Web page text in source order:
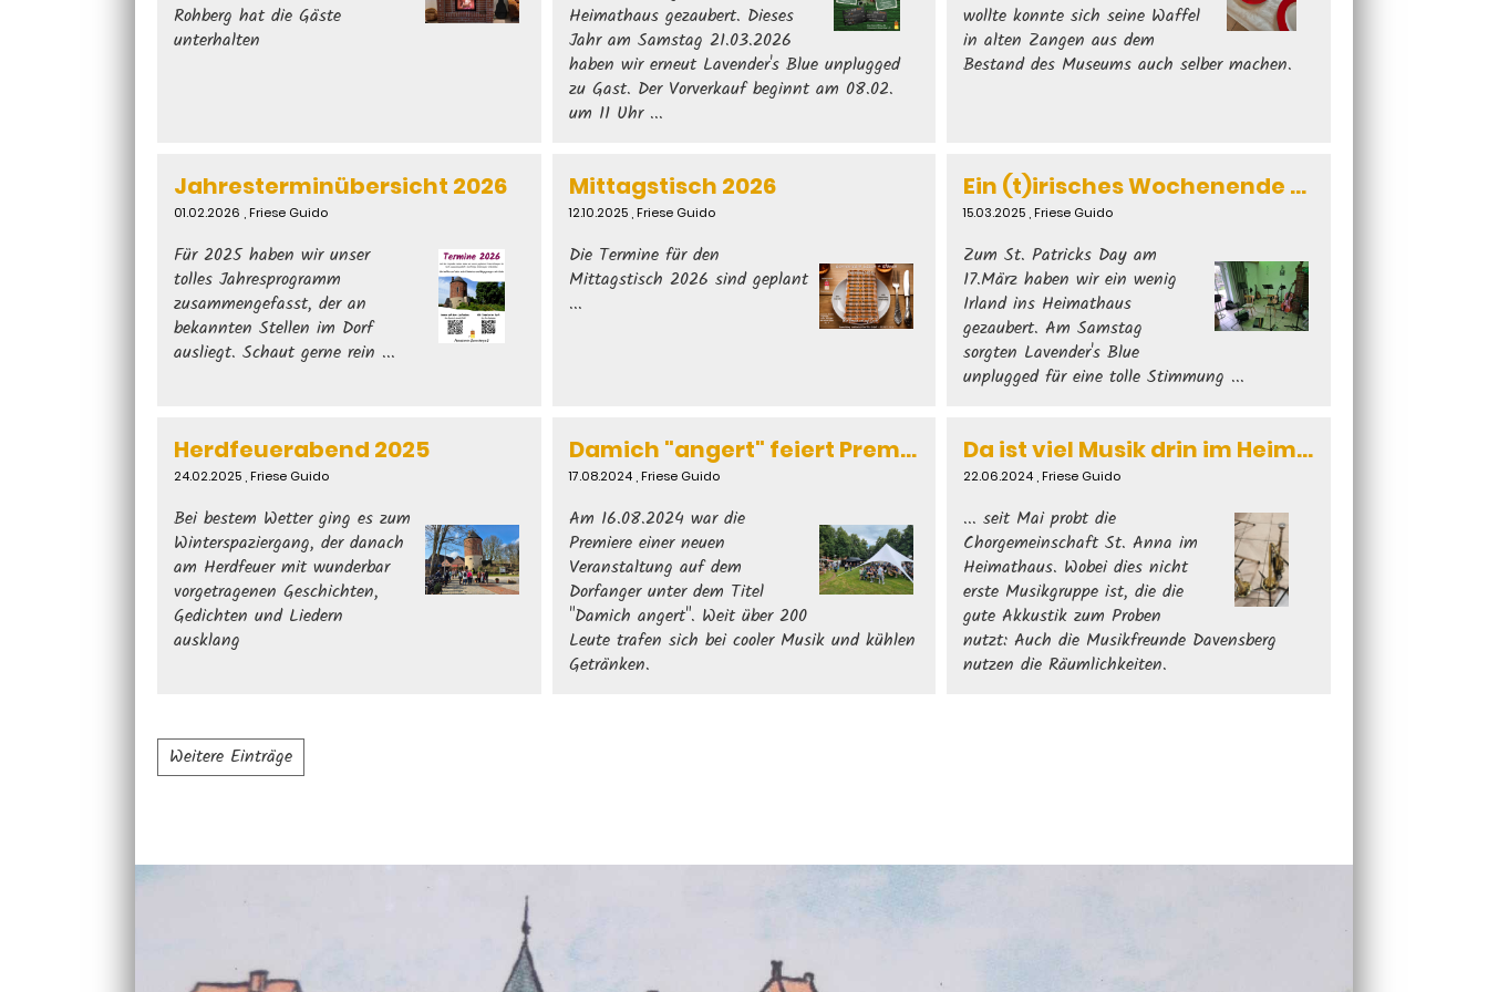
Rohberg hat die Gäste
unterhalten
Heimathaus gezaubert. Dieses
Jahr am Samstag 21.03.2026
haben wir erneut Lavender's Blue unplugged
zu Gast. Der Vorverkauf beginnt am 08.02.
um 11 Uhr ...
wollte konnte sich seine Waffel
in alten Zangen aus dem
Bestand des Museums auch selber machen.
Jahresterminübersicht 2026
01.02.2026 , Friese Guido
Für 2025 haben wir unser
tolles Jahresprogramm
zusammengefasst, der an
bekannten Stellen im Dorf
ausliegt. Schaut gerne rein ...
Mittagstisch 2026
12.10.2025, Friese Guido
Die Termine für den
Mittagstisch 2026 sind geplant
...
Ein (t)irisches Wochenende - Teil 1: Konzert Lavender's Blue
15.03.2025 , Friese Guido
Zum St. Patricks Day am
17.März haben wir ein wenig
Irland ins Heimathaus
gezaubert. Am Samstag
sorgten Lavender's Blue
unplugged für eine tolle Stimmung ...
Herdfeuerabend 2025
24.02.2025 , Friese Guido
Bei bestem Wetter ging es zum
Winterspaziergang, der danach
am Herdfeuer mit wunderbar
vorgetragenen Geschichten,
Gedichten und Liedern
ausklang
Damich "angert" feiert Premiere
17.08.2024, Friese Guido
Am 16.08.2024 war die
Premiere einer neuen
Veranstaltung auf dem
Dorfanger unter dem Titel
"Damich angert". Weit über 200
Leute trafen sich bei cooler Musik und kühlen
Getränken.
Da ist viel Musik drin im Heimathaus ...
22.06.2024 , Friese Guido
... seit Mai probt die
Chorgemeinschaft St. Anna im
Heimathaus. Wobei dies nicht
erste Musikgruppe ist, die die
gute Akkustik zum Proben
nutzt: Auch die Musikfreunde Davensberg
nutzen die Räumlichkeiten.
Weitere Einträge